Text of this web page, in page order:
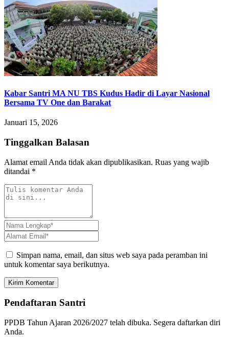
Kabar Santri MA NU TBS Kudus Hadir di Layar Nasional
Bersama TV One dan Barakat
Januari 15, 2026
Tinggalkan Balasan
Alamat email Anda tidak akan dipublikasikan. Ruas yang wajib
ditandai *
Simpan nama, email, dan situs web saya pada peramban ini
untuk komentar saya berikutnya.
Kirim Komentar
Pendaftaran Santri
PPDB Tahun Ajaran 2026/2027 telah dibuka. Segera daftarkan diri
Anda.